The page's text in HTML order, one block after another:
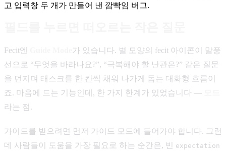
고 입력창 두 개가 만들어 낸 깜빡임 버그.
Fecit엔
가 있습니다. 별 모양의 fecit 아이콘이 말풍
선으로 “무엇을 바라나요?”, “극복해야 할 난관은?” 같은 질문
을 던지며 태스크를 한 칸씩 채워 나가게 돕는 대화형 흐름이
죠. 마음에 드는 기능인데, 한 가지 한계가 있었습니다 —
라는 점.
가이드를 받으려면 먼저 가이드 모드에 들어가야 합니다. 그런
데 사람들이 도움을 가장 필요로 하는 순간은, 빈
expectation